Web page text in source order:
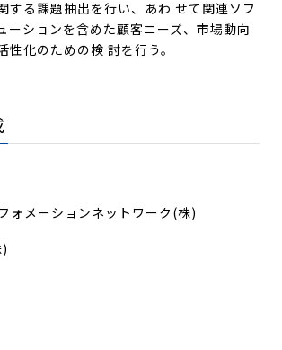
する課題抽出を行い、あわ せて関連ソフ
ーションを含めた顧客ニーズ、市場動向
性化のための検 討を行う。
ォメーションネットワーク(株)